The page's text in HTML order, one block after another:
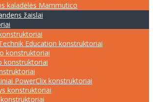
kaladėlės Mammutico
žaislai
Education konstruktoriai
konstruktoriai
konstruktoriai
PowerClix konstruktoriai
konstruktoriai